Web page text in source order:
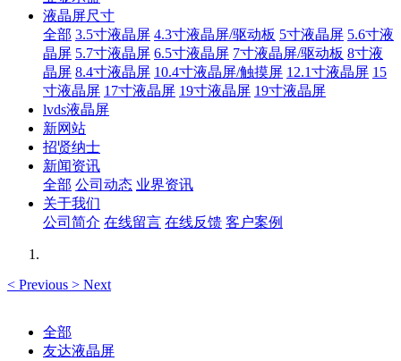
液晶屏尺寸
全部 3.5寸液晶屏 4.3寸液晶屏/驱动板 5寸液晶屏 5.6寸液
晶屏 5.7寸液晶屏 6.5寸液晶屏 7寸液晶屏/驱动板 8寸液
晶屏 8.4寸液晶屏 10.4寸液晶屏/触摸屏 12.1寸液晶屏 15
寸液晶屏 17寸液晶屏 19寸液晶屏 19寸液晶屏
lvds液晶屏
新网站
招贤纳士
新闻资讯
全部 公司动态 业界资讯
关于我们
公司简介 在线留言 在线反馈 客户案例
< Previous > Next
全部
友达液晶屏